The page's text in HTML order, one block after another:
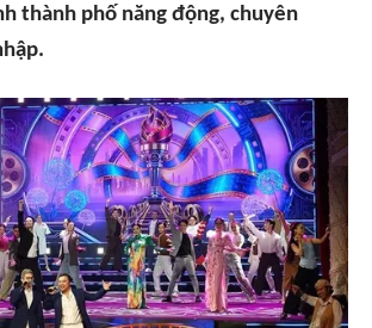
thành phố năng động, chuyên